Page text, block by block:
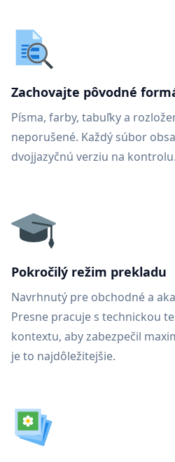
Zachovajte pôvodné
Písma, farby, tabuľky a
neporušené. Každý súbor
dvojjazyčnú verziu na kontrolu.
Pokročilý režim prekladu
Navrhnutý pre obchodné a
Presne pracuje s technickou
kontextu, aby zabezpečil
je to najdôležitejšie.